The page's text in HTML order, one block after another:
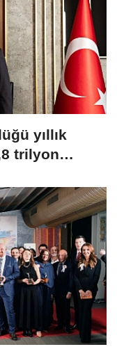
yıllık
trilyon